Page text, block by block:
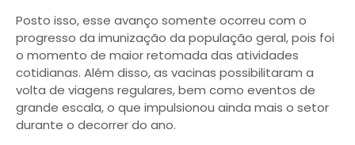
Posto isso, esse avanço somente ocorreu com o
progresso da imunização da população geral, pois foi
o momento de maior retomada das atividades
cotidianas. Além disso, as vacinas possibilitaram a
volta de viagens regulares, bem como eventos de
grande escala, o que impulsionou ainda mais o setor
durante o decorrer do ano.